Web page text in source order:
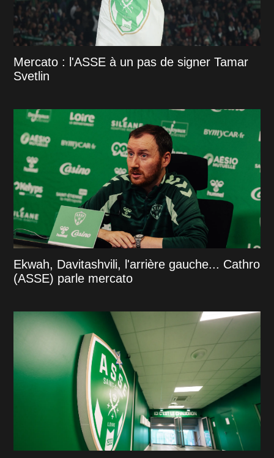
Mercato : l'ASSE à un pas de signer Tamar
Svetlin
Ekwah, Davitashvili, l'arrière gauche... Cathro
(ASSE) parle mercato